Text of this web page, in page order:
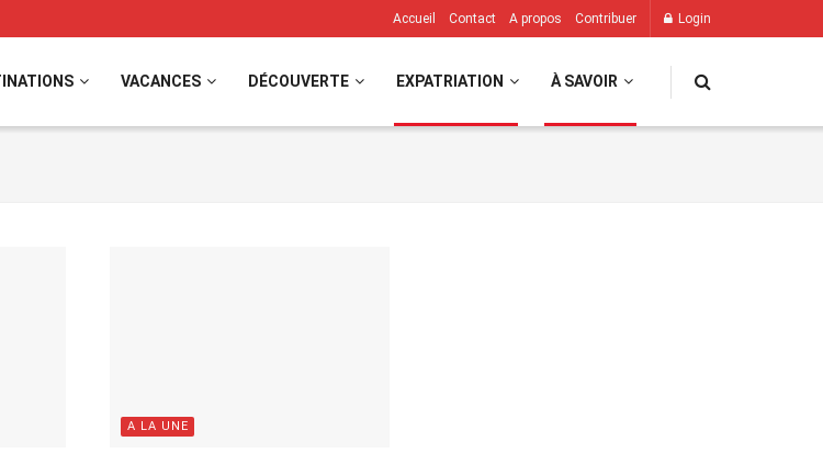
Accueil Contact A propos Contribuer Login
VACANCES DÉCOUVERTE EXPATRIATION À SAVOIR
A LA UNE